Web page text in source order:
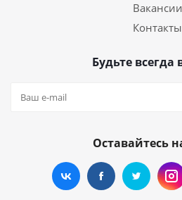
Вакансии
Контакты
Будьте всегда
Оставайтесь